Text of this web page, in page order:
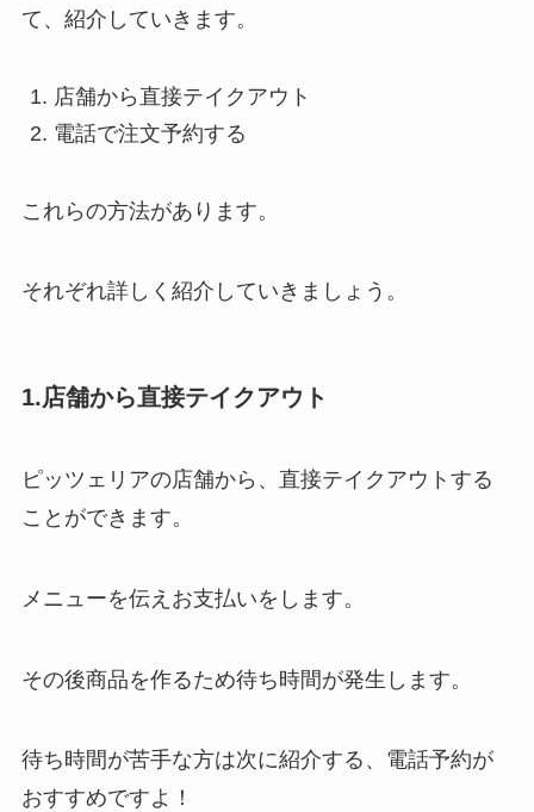
て、紹介していきます。
店舗から直接テイクアウト
電話で注文予約する
これらの方法があります。
それぞれ詳しく紹介していきましょう。
1.店舗から直接テイクアウト
ピッツェリアの店舗から、直接テイクアウトする
ことができます。
メニューを伝えお支払いをします。
その後商品を作るため待ち時間が発生します。
待ち時間が苦手な方は次に紹介する、電話予約が
おすすめですよ！